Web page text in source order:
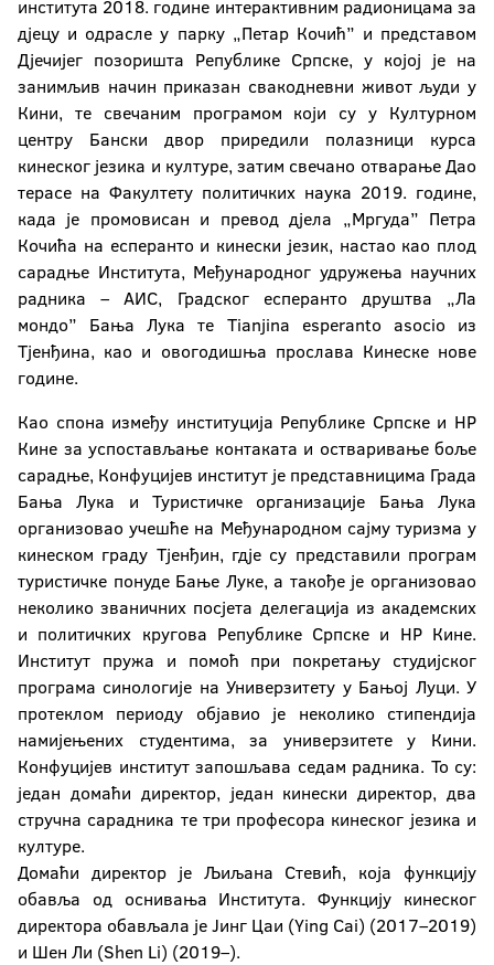
института 2018. године интерактивним радионицама за
дјецу и одрасле у парку „Петар Кочић” и представом
Дјечијег позоришта Републике Српске, у којој је на
занимљив начин приказан свакодневни живот људи у
Кини, те свечаним програмом који су у Културном
центру Бански двор приредили полазници курса
кинеског језика и културе, затим свечано отварање Дао
терасе на Факултету политичких наука 2019. године,
када је промовисан и превод дјела „Мргуда” Петра
Кочића на есперанто и кинески језик, настао као плод
сарадње Института, Међународног удружења научних
радника – АИС, Градског есперанто друштва „Ла
мондо” Бања Лука те Tianjina esperanto asocio из
Тјенђина, као и овогодишња прослава Кинеске нове
године.
Као спона између институција Републике Српске и НР
Кине за успостављање контаката и остваривање боље
сарадње, Конфуцијев институт је представницима Града
Бања Лука и Туристичке организације Бања Лука
организовао учешће на Међународном сајму туризма у
кинеском граду Тјенђин, гдје су представили програм
туристичке понуде Бање Луке, а такође је организовао
неколико званичних посјета делегација из академских
и политичких кругова Републике Српске и НР Кине.
Институт пружа и помоћ при покретању студијског
програма синологије на Универзитету у Бањој Луци. У
протеклом периоду објавио је неколико стипендија
намијењених студентима, за универзитете у Кини.
Конфуцијев институт запошљава седам радника. То су:
један домаћи директор, један кинески директор, два
стручна сарадника те три професора кинеског језика и
културе.
Домаћи директор је Љиљана Стевић, која функцију
обавља од оснивања Института. Функцију кинеског
директора обављала је Јинг Цаи (Ying Cai) (2017–2019)
и Шен Ли (Shen Li) (2019–).